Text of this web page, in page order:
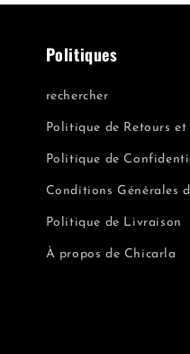
Politiques
rechercher
Politique de Retours et
Politique de
Conditions Générales
Politique de Livraison
À propos de Chicarla